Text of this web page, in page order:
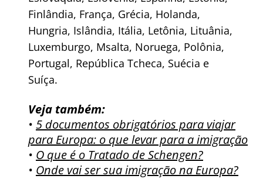
Finlândia, França, Grécia, Holanda,
Hungria, Islândia, Itália, Letônia, Lituânia,
Luxemburgo, Msalta, Noruega, Polônia,
Portugal, República Tcheca, Suécia e
Suíça.
Veja também:
• 5 documentos obrigatórios para viajar
para Europa: o que levar para a imigração
• O que é o Tratado de Schengen?
• Onde vai ser sua imigração na Europa?